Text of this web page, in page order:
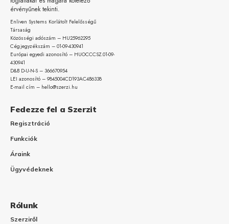
érvényűnek tekinti.
Enliven Systems Korlátolt Felelősségű
Társaság
Közösségi adószám – HU25962295
Cégjegyzékszám – 01-09-430941
Európai egyedi azonosító – HUOCCCSZ.01-09-
430941
D&B D-U-N-S – 366670954
LEI azonosító – 9845004CD193AC4B6338
E-mail cím – hello@szerzi.hu
Fedezze fel a Szerzit
Regisztráció
Funkciók
Áraink
Ügyvédeknek
Rólunk
Szerziről